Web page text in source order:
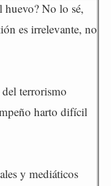
huevo? No lo sé,
es irrelevante, no
del terrorismo
harto difícil
y mediáticos